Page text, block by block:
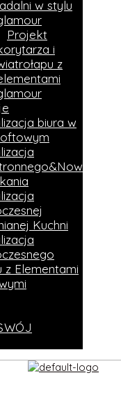
w stylu
Projekt
i
z
biura w
Kuchni
z Elementami